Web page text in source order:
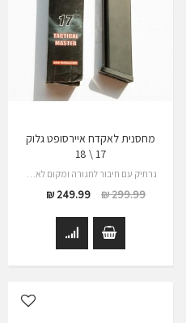
מחסנית לאקדח איירסופט גלוק
17 \ 18
299.99 ₪
249.99 ₪